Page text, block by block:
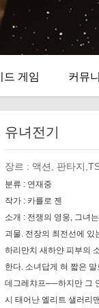
드 게임 커뮤
유녀전기
장르 : 액션, 판타지
분류 : 연재중
작가 : 카를로 젠
소개 : 전쟁의 영웅, 그녀
괴물. 전장의 최전선에 있는 어린 소녀. 금발, 벽안, 그리고 투영
하리만치 새하얀 피부의
한다. 소녀답게 혀 짧은
데그레챠프──하지만 그
시 태어난 엘리트 샐러리맨. 열강 사이의 긴장이 고조되는